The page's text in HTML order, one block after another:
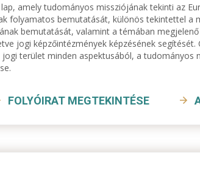
amely tudományos missziójának tekinti az
folyamatos bemutatását, különös tekintettel a
bemutatását, valamint a témában
jogi képzőintézmények képzésének segítését.
terület minden aspektusából, a tudományos
FOLYÓIRAT MEGTEKINTÉSE